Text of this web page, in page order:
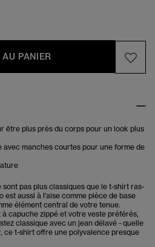
PANIER
être plus près du corps pour un look plus
manches courtes pour une forme de
pas plus classiques que le t-shirt ras-
est aussi à l'aise comme pièce de base
élément central de votre tenue.
capuche zippé et votre veste préférés,
classique avec un jean délavé - quelle
ce t-shirt offre une polyvalence presque